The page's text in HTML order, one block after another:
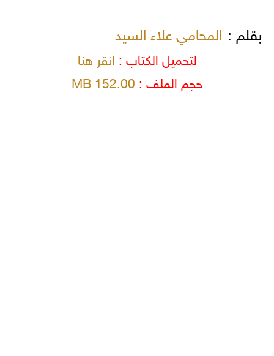
بقلم : المحامي علاء السيد
لتحميل الكتاب :انقر هنا
حجم الملف : 152.00 MB